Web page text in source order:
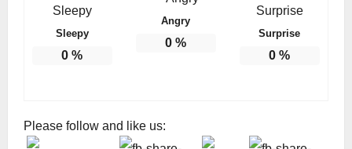
Sleepy
0 %
Angry
0 %
Surprise
0 %
Please follow and like us: